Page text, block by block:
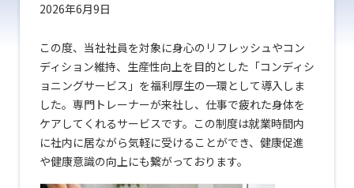
2026年6月9日
この度、当社社員を対象に身心のリフレッシュやコン
ディション維持、生産性向上を目的とした「コンディシ
ョニングサービス」を福利厚生の一環として導入しま
した。専門トレーナーが来社し、仕事で疲れた身体を
ケアしてくれるサービスです。この制度は就業時間内
に社内に居ながら気軽に受けることができ、健康促進
や健康意識の向上にも繋がっております。